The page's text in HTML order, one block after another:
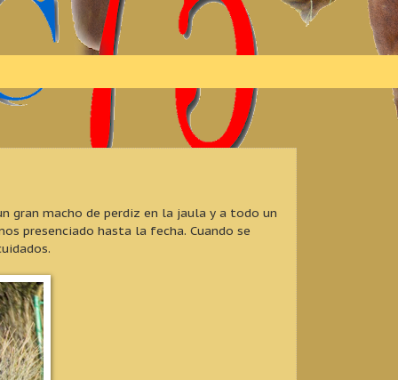
gran macho de perdiz en la jaula y a todo un
presenciado hasta la fecha. Cuando se